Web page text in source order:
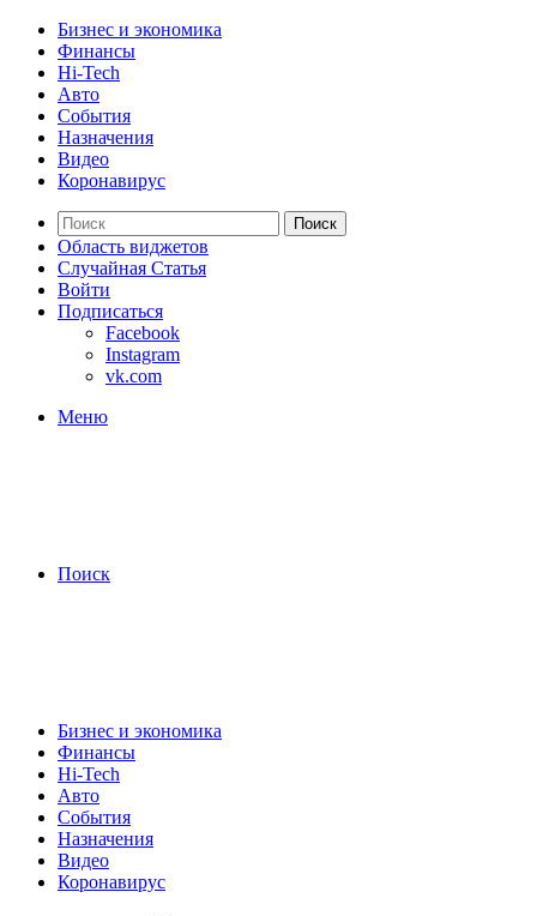
Бизнес и экономика
Финансы
Hi-Tech
Авто
События
Назначения
Видео
Коронавирус
Поиск
Область виджетов
Случайная Статья
Войти
Подписаться
Facebook
Instagram
vk.com
Меню
Поиск
Бизнес и экономика
Финансы
Hi-Tech
Авто
События
Назначения
Видео
Коронавирус